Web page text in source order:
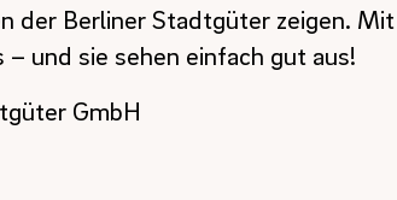
der Berliner Stadtgüter zeigen.
– und sie sehen einfach gut aus!
GmbH